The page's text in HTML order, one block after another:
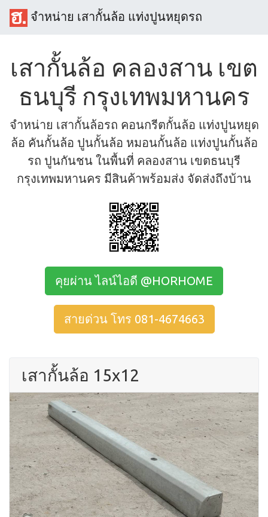
จำหน่าย เสากั้นล้อ แท่งปูนหยุดรถ
เสากั้นล้อ คลองสาน เขต
ธนบุรี กรุงเทพมหานคร
จำหน่าย เสากั้นล้อรถ คอนกรีตกั้นล้อ แท่งปูนหยุด
ล้อ คันกั้นล้อ ปูนกั้นล้อ หมอนกั้นล้อ แท่งปูนกั้นล้อ
รถ ปูนกันชน ในพื้นที่ คลองสาน เขตธนบุรี
กรุงเทพมหานคร มีสินค้าพร้อมส่ง จัดส่งถึงบ้าน
คุยผ่าน ไลน์ไอดี @HORHOME
สายด่วน โทร 081-4674663
เสากั้นล้อ 15x12